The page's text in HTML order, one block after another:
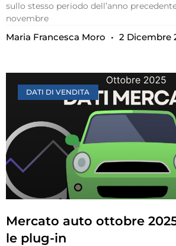
sullo stesso periodo dell’anno
novembre
Maria Francesca Moro 2 Dicembre
DATI DI VENDITA
Mercato auto ottobre
le plug-in